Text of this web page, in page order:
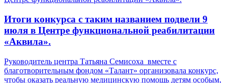
Итоги конкурса с таким названием подвели 9
июля в Центре функциональной реабилитации
«Аквила».
Руководитель центра Татьяна Семисоха вместе с
благотворительным фондом «Талант» организовала конкурс,
чтобы оказать реальную медицинскую помощь детям особым,